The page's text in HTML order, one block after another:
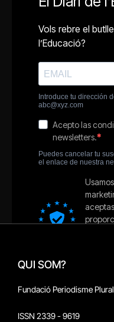
QUI SOM?
Fundació Periodisme Plural
ISSN 2339 - 9619